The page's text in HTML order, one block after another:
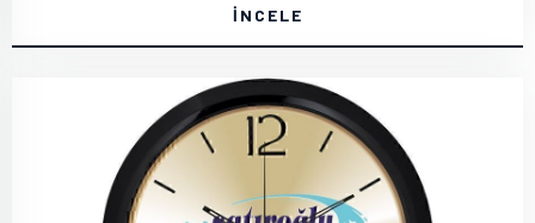
İNCELE